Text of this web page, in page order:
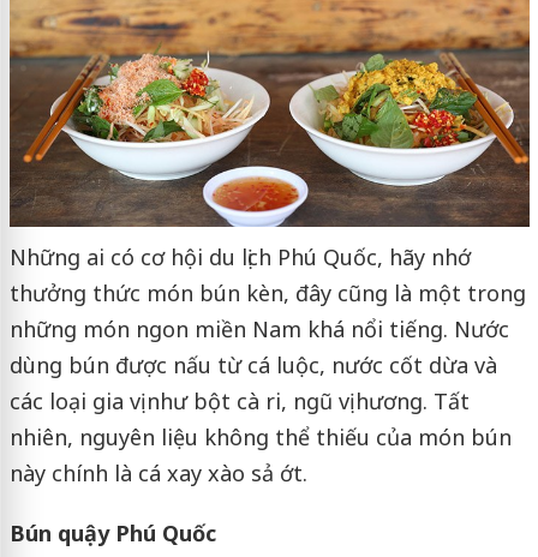
Những ai có cơ hội du lịch Phú Quốc, hãy nhớ
thưởng thức món bún kèn, đây cũng là một trong
những món ngon miền Nam khá nổi tiếng. Nước
dùng bún được nấu từ cá luộc, nước cốt dừa và
các loại gia vị như bột cà ri, ngũ vị hương. Tất
nhiên, nguyên liệu không thể thiếu của món bún
này chính là cá xay xào sả ớt.
Bún quậy Phú Quốc